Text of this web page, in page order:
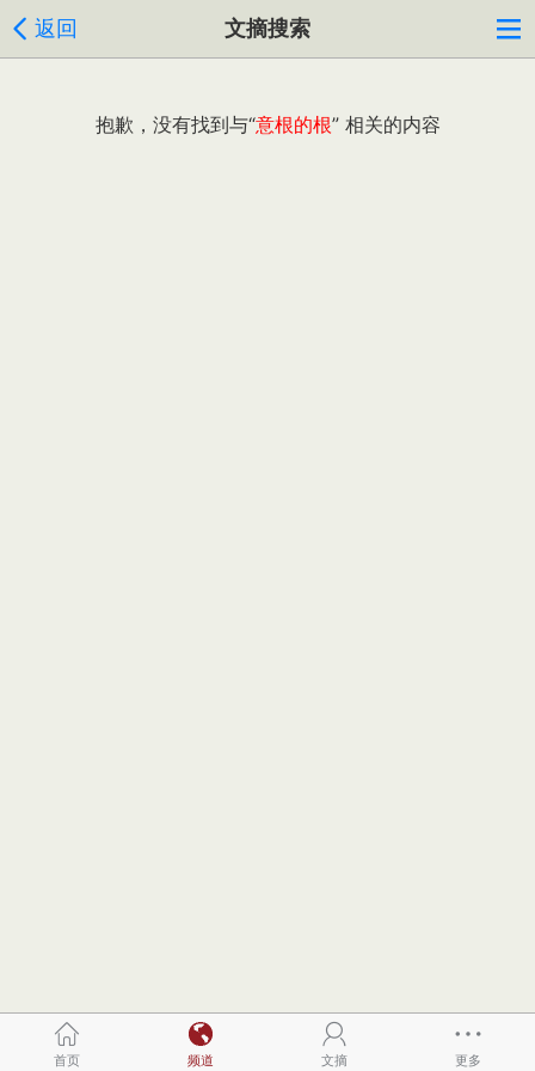
返回 文摘搜索
抱歉，没有找到与“意根的根” 相关的内容
首页 频道 文摘 更多